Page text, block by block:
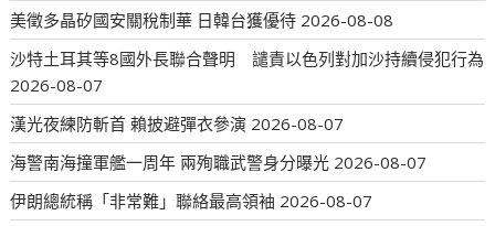
美徵多晶矽國安關稅制華 日韓台獲優待 2026-08-08
沙特土耳其等8國外長聯合聲明 譴責以色列對加沙持續侵犯行為
2026-08-07
漢光夜練防斬首 賴披避彈衣參演 2026-08-07
海警南海撞軍艦一周年 兩殉職武警身分曝光 2026-08-07
伊朗總統稱「非常難」聯絡最高領袖 2026-08-07